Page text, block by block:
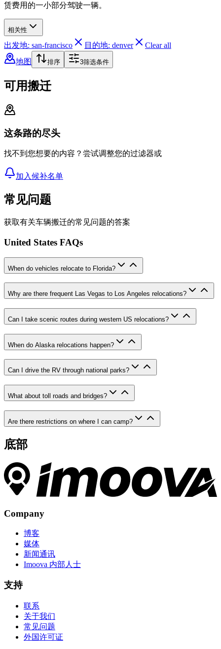
赁费用的一小部分驾驶一辆。
相关性
出发地: san-francisco 目的地: denver
Clear all
地图
排序 3筛选条件
可用搬迁
这条路的尽头
找不到您想要的内容？尝试调整您的过滤器或
加入候补名单
常见问题
获取有关车辆搬迁的常见问题的答案
United States FAQs
When do vehicles relocate to Florida?
Why are there frequent Las Vegas to Los Angeles relocations?
Can I take scenic routes during western US relocations?
When do Alaska relocations happen?
Can I drive the RV through national parks?
What about toll roads and bridges?
Are there restrictions on where I can camp?
底部
Company
博客
媒体
新闻通讯
Imoova 内部人士
支持
联系
关于我们
常见问题
外国许可证